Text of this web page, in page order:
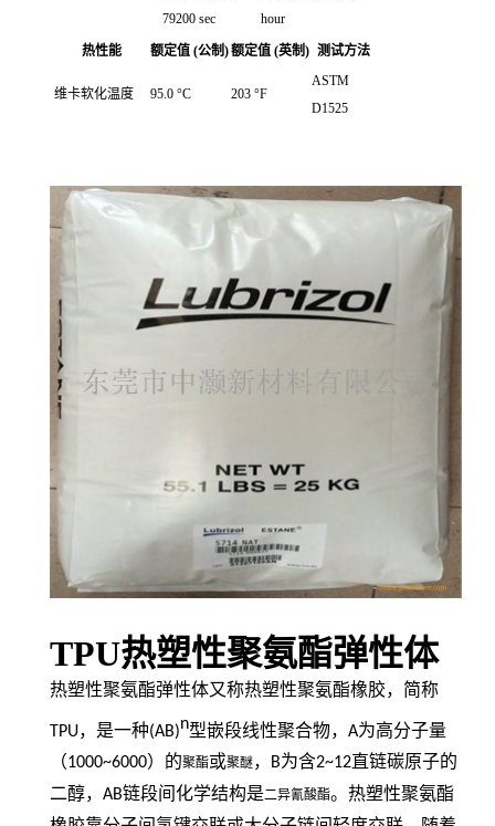
79200 sec
hour
热性能 额定值 (公制)额定值 (英制) 测试方法
维卡软化温度 95.0 °C 203 °F
ASTM
D1525
TPU热塑性聚氨酯弹性体
热塑性聚氨酯弹性体又称热塑性聚氨酯橡胶，简称
TPU，是一种(AB)n型嵌段线性聚合物， A为高分子量
（1000~6000）的聚酯或聚醚， B为含2~12 直链碳原子的
二醇， AB链段间化学结构是二异氰酸酯。热塑性聚氨酯